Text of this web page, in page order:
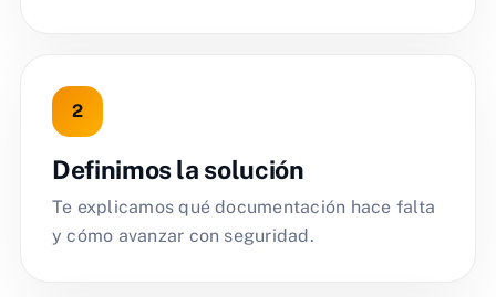
Definimos la solución
Te explicamos qué documentación hace falta
y cómo avanzar con seguridad.